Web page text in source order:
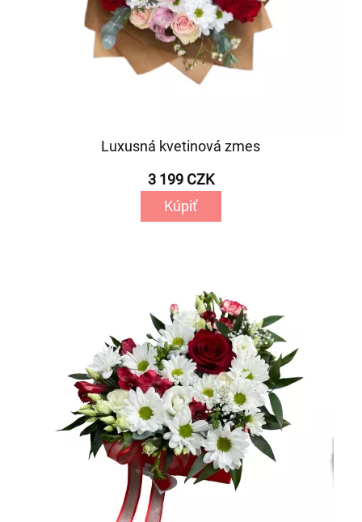
Luxusná kvetinová zmes
3 199 CZK
Kúpiť